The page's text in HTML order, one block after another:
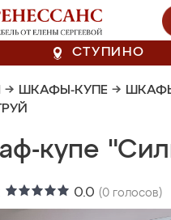
СТУПИНО
→ ШКАФЫ-КУПЕ →
купе
0.0 (0 голосов)